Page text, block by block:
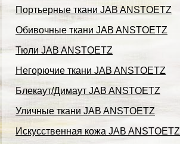
Портьерные ткани JAB ANSTOETZ
Обивочные ткани JAB ANSTOETZ
Тюли JAB ANSTOETZ
Негорючие ткани JAB ANSTOETZ
Блекаут/Димаут JAB ANSTOETZ
Уличные ткани JAB ANSTOETZ
Искусственная кожа JAB ANSTOETZ